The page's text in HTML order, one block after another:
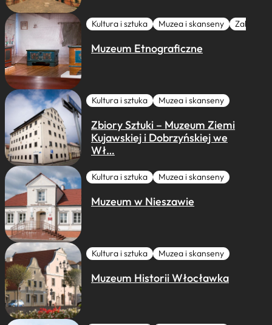
Kultura i sztuka Muzea i skanseny Zabytki I
Muzeum Etnograficzne
Kultura i sztuka Muzea i skanseny
Zbiory Sztuki – Muzeum Ziemi
Kujawskiej i Dobrzyńskiej we
Wł…
Kultura i sztuka Muzea i skanseny
Muzeum w Nieszawie
Kultura i sztuka Muzea i skanseny
Muzeum Historii Włocławka